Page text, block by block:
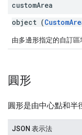
customArea
object (
由多邊形指定的自訂區
圓形
圓形是由中心點和半
JSON 表示法